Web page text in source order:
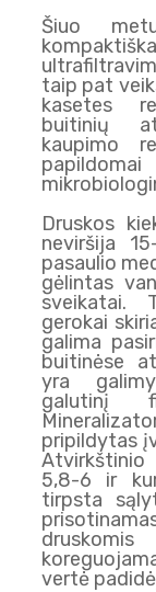
Šiuo
taip pat
kasetes
buitinių
kaupimo
Druskos
neviršija
pasaulio
gėlintas
sveikatai.
gerokai
galima
buitinėse
yra
galutinį
pripildytas
5,8-6 ir
tirpsta
vertė